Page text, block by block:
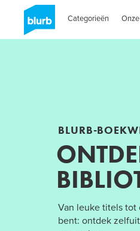
Categorieën
BLURB-
Van leuke titels tot
bent: ontdek